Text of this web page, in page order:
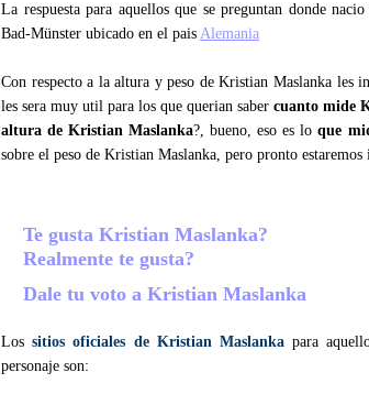
La respuesta para aquellos que se preguntan donde nacio
Bad-Münster ubicado en el pais Alemania
Con respecto a la altura y peso de Kristian Maslanka les
les sera muy util para los que querian saber cuanto mide
altura de Kristian Maslanka?, bueno, eso es loque
sobre el peso de Kristian Maslanka, pero pronto
Te gusta Kristian Maslanka?
Realmente te gusta?
Dale tu voto a Kristian Maslanka
Lossitios oficiales de Kristian Maslankapara
personaje son: